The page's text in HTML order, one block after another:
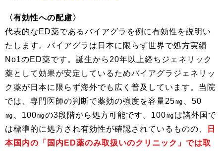
〈有効性への配慮〉
代表的なED薬であるバイアグラを例に有効性を説明い
たします。バイアグラは日本に限らず世界で処方実績
No1のED薬です。誕生から20年以上経ちジェネリック
薬として効果が安定しているためバイアグラジェネリッ
ク薬が日本に限らず海外でも広く普及しています。当院
では、専門医師の判断で薬効の強度を容量25㎎、50
㎎、100㎎の3段階から処方可能です。100㎎は諸外国で
は標準的に処方され有効性が確認されているものの、
日
本国内の「国内ED薬のみ取扱いのクリニック」では取